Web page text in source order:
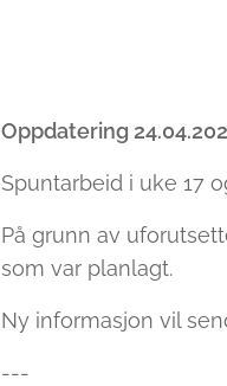
Oppdatering
Spuntarbeid i uke 17
På grunn av
som var planlagt.
Ny informasjon vil
---